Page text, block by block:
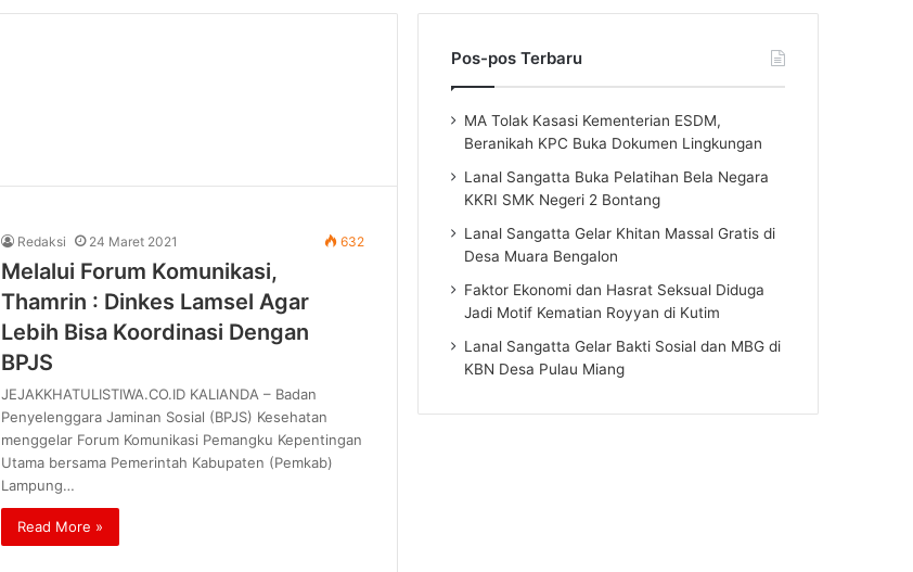
for
Article
Redaksi 24 Maret 2021 632
Melalui Forum Komunikasi,
Thamrin : Dinkes Lamsel Agar
Lebih Bisa Koordinasi Dengan
BPJS
JEJAKKHATULISTIWA.CO.ID KALIANDA – Badan
Penyelenggara Jaminan Sosial (BPJS) Kesehatan
menggelar Forum Komunikasi Pemangku Kepentingan
Utama bersama Pemerintah Kabupaten (Pemkab)
Lampung…
Read More »
Pos-pos Terbaru
MA Tolak Kasasi Kementerian ESDM,
Beranikah KPC Buka Dokumen Lingkungan
Lanal Sangatta Buka Pelatihan Bela Negara
KKRI SMK Negeri 2 Bontang
Lanal Sangatta Gelar Khitan Massal Gratis di
Desa Muara Bengalon
Faktor Ekonomi dan Hasrat Seksual Diduga
Jadi Motif Kematian Royyan di Kutim
Lanal Sangatta Gelar Bakti Sosial dan MBG di
KBN Desa Pulau Miang